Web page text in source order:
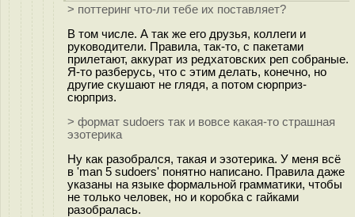
> поттеринг что-ли тебе их поставляет?
В том числе. А так же его друзья, коллеги и
руководители. Правила, так-то, с пакетами
прилетают, аккурат из редхатовских реп собраные.
Я-то разберусь, что с этим делать, конечно, но
другие скушают не глядя, а потом сюрприз-
сюрприз.
> формат sudoers так и вовсе какая-то страшная
эзотерика
Ну как разобрался, такая и эзотерика. У меня всё
в 'man 5 sudoers' понятно написано. Правила даже
указаны на языке формальной грамматики, чтобы
не только человек, но и коробка с гайками
разобралась.